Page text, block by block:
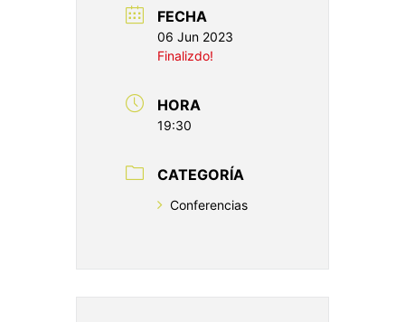
FECHA
06 Jun 2023
Finalizdo!
HORA
19:30
CATEGORÍA
Conferencias